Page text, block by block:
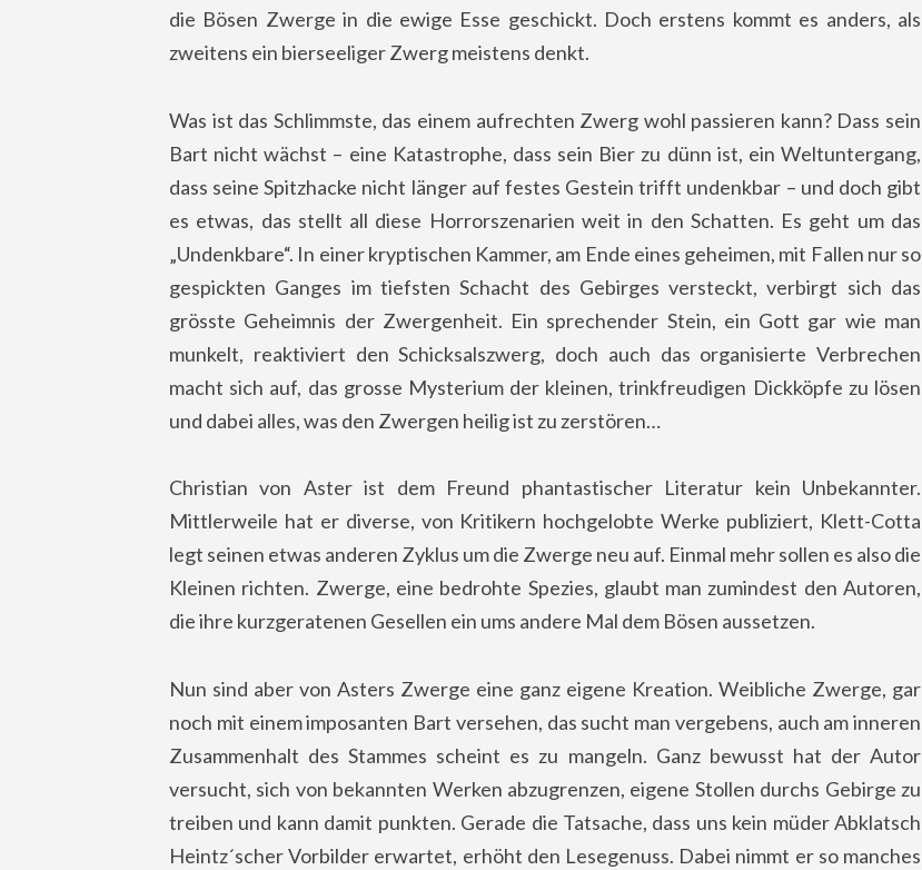
die Bösen Zwerge in die ewige Esse geschickt. Doch erstens kommt es anders, als
zweitens ein bierseeliger Zwerg meistens denkt.
Was ist das Schlimmste, das einem aufrechten Zwerg wohl passieren kann? Dass sein
Bart nicht wächst – eine Katastrophe, dass sein Bier zu dünn ist, ein Weltuntergang,
dass seine Spitzhacke nicht länger auf festes Gestein trifft undenkbar – und doch gibt
es etwas, das stellt all diese Horrorszenarien weit in den Schatten. Es geht um das
„Undenkbare“. In einer kryptischen Kammer, am Ende eines geheimen, mit Fallen nur so
gespickten Ganges im tiefsten Schacht des Gebirges versteckt, verbirgt sich das
grösste Geheimnis der Zwergenheit. Ein sprechender Stein, ein Gott gar wie man
munkelt, reaktiviert den Schicksalszwerg, doch auch das organisierte Verbrechen
macht sich auf, das grosse Mysterium der kleinen, trinkfreudigen Dickköpfe zu lösen
und dabei alles, was den Zwergen heilig ist zu zerstören…
Christian von Aster ist dem Freund phantastischer Literatur kein Unbekannter.
Mittlerweile hat er diverse, von Kritikern hochgelobte Werke publiziert, Klett-Cotta
legt seinen etwas anderen Zyklus um die Zwerge neu auf. Einmal mehr sollen es also die
Kleinen richten. Zwerge, eine bedrohte Spezies, glaubt man zumindest den Autoren,
die ihre kurzgeratenen Gesellen ein ums andere Mal dem Bösen aussetzen.
Nun sind aber von Asters Zwerge eine ganz eigene Kreation. Weibliche Zwerge, gar
noch mit einem imposanten Bart versehen, das sucht man vergebens, auch am inneren
Zusammenhalt des Stammes scheint es zu mangeln. Ganz bewusst hat der Autor
versucht, sich von bekannten Werken abzugrenzen, eigene Stollen durchs Gebirge zu
treiben und kann damit punkten. Gerade die Tatsache, dass uns kein müder Abklatsch
Heintz´scher Vorbilder erwartet, erhöht den Lesegenuss. Dabei nimmt er so manches